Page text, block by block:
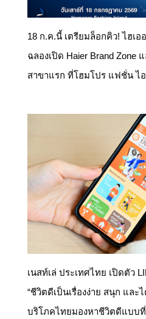
18 ก.ค.นี้ เตรียมล็อกคิว! ไฮเ
ฉลองเปิด Haier Brand Zone
สาขาแรก ที่โฮมโปร แฟชั่น ไ
เนสท์เล่ ประเทศไทย เปิดตัว
“ชีวิตดีเป็นเรื่องง่าย สนุก และ
บริโภคไทยมองหาชีวิตดีแบบที่